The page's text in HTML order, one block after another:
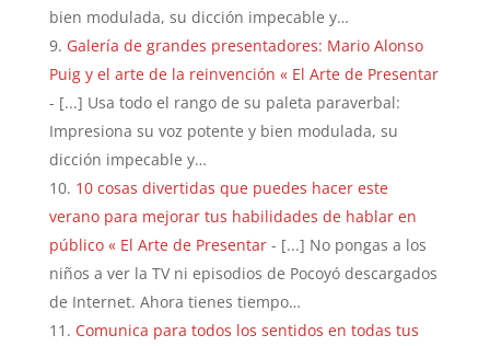
bien modulada, su dicción impecable y…
Galería de grandes presentadores: Mario Alonso
Puig y el arte de la reinvención « El Arte de Presentar
- [...] Usa todo el rango de su paleta paraverbal:
Impresiona su voz potente y bien modulada, su
dicción impecable y…
10 cosas divertidas que puedes hacer este
verano para mejorar tus habilidades de hablar en
público « El Arte de Presentar- [...] No pongas a los
niños a ver la TV ni episodios de Pocoyó descargados
de Internet. Ahora tienes tiempo…
Comunica para todos los sentidos en todas tus